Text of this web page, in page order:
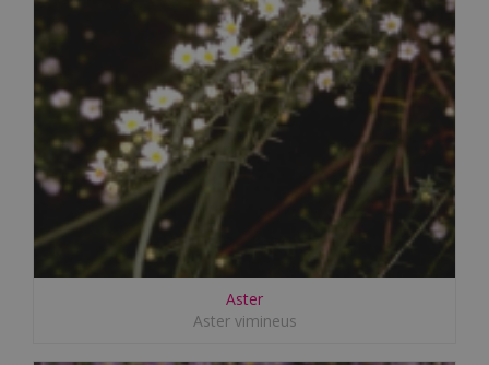
Aster
Aster vimineus